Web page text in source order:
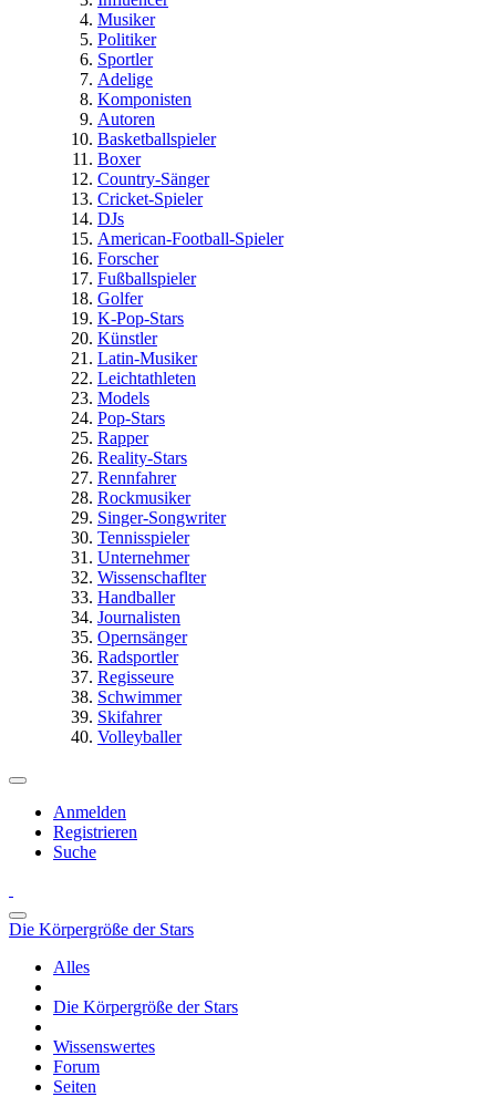
Musiker
Politiker
Sportler
Adelige
Komponisten
Autoren
Basketballspieler
Boxer
Country-Sänger
Cricket-Spieler
DJs
American-Football-Spieler
Forscher
Fußballspieler
Golfer
K-Pop-Stars
Künstler
Latin-Musiker
Leichtathleten
Models
Pop-Stars
Rapper
Reality-Stars
Rennfahrer
Rockmusiker
Singer-Songwriter
Tennisspieler
Unternehmer
Wissenschaflter
Handballer
Journalisten
Opernsänger
Radsportler
Regisseure
Schwimmer
Skifahrer
Volleyballer
Anmelden
Registrieren
Suche
Die Körpergröße der Stars
Alles
Die Körpergröße der Stars
Wissenswertes
Forum
Seiten